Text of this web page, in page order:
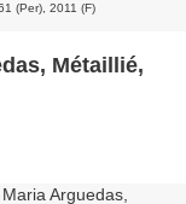
(Per), 2011 (F)
Métaillié,